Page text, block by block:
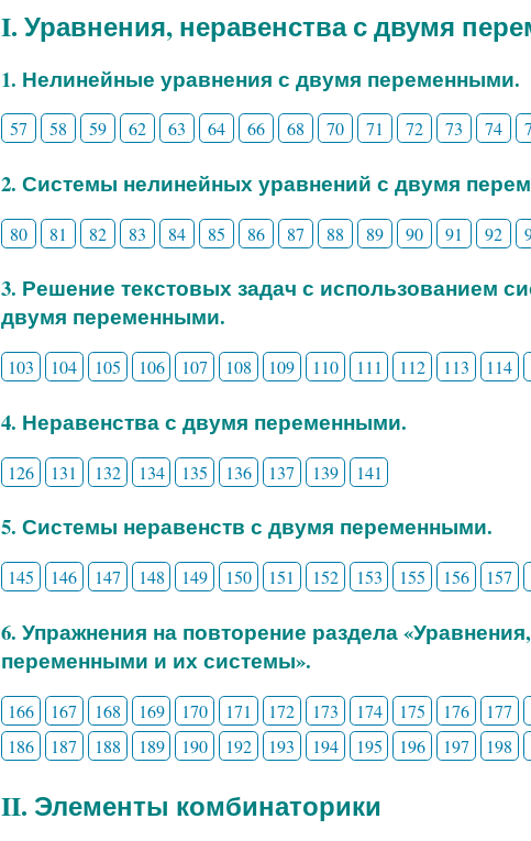
I. Уравнения, неравенства с двумя
1. Нелинейные уравнения с двумя переменными.
57 58 59 62 63 64 66 68 70 71 72 73 74
2. Системы нелинейных уравнений с двумя
80 81 82 83 84 85 86 87 88 89 90 91 92
3. Решение текстовых задач с использованием
двумя переменными.
103 104 105 106 107 108 109 110 111 112 113 114
4. Неравенства с двумя переменными.
126 131 132 134 135 136 137 139 141
5. Системы неравенств с двумя переменными.
145 146 147 148 149 150 151 152 153 155 156 157
6. Упражнения на повторение раздела
переменными и их системы».
166 167 168 169 170 171 172 173 174 175 176 177
186
187 188 189 190 192 193 194 195 196 197 198
II. Элементы комбинаторики